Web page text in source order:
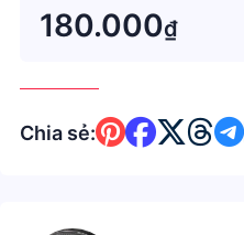
180.000₫
Chia sẻ: